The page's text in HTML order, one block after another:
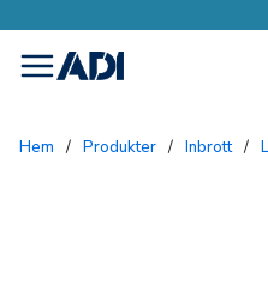
menu
Hem / Produkter / Inbrott /